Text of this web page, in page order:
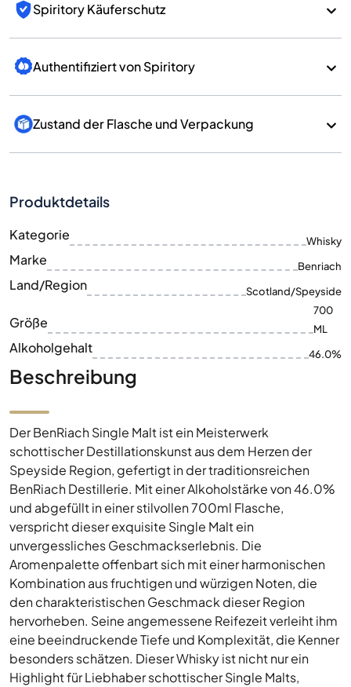
Spiritory Käuferschutz
Authentifiziert von Spiritory
Zustand der Flasche und Verpackung
Produktdetails
Kategorie Whisky
Marke Benriach
Land/Region Scotland/Speyside
Größe
700
ML
Alkoholgehalt 46.0%
Beschreibung
Der BenRiach Single Malt ist ein Meisterwerk
schottischer Destillationskunst aus dem Herzen der
Speyside Region, gefertigt in der traditionsreichen
BenRiach Destillerie. Mit einer Alkoholstärke von 46.0%
und abgefüllt in einer stilvollen 700ml Flasche,
verspricht dieser exquisite Single Malt ein
unvergessliches Geschmackserlebnis. Die
Aromenpalette offenbart sich mit einer harmonischen
Kombination aus fruchtigen und würzigen Noten, die
den charakteristischen Geschmack dieser Region
hervorheben. Seine angemessene Reifezeit verleiht ihm
eine beeindruckende Tiefe und Komplexität, die Kenner
besonders schätzen. Dieser Whisky ist nicht nur ein
Highlight für Liebhaber schottischer Single Malts,